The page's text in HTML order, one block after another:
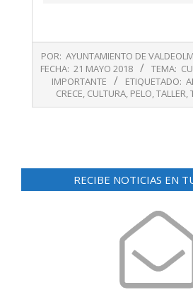
05-
POR: AYUNTAMIENTO DE
FECHA: 21 MAYO 2018 TEMA:
IMPORTANTE
ETIQUETADO:
CRECE, CULTURA, PELO,TALLER,
RECIBE NOTICIAS EN